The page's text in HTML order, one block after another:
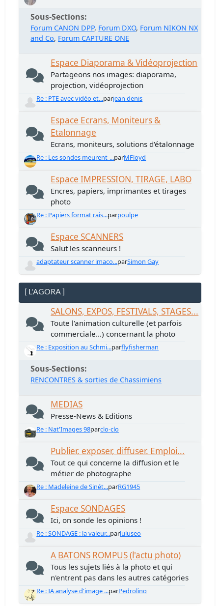
Sous-Sections
Forum CANON DPP Forum DXO Forum NIKON NX
and Co Forum CAPTURE ONE
Espace Diaporama & Vidéoprojection
Partageons nos images: diaporama,
projection, vidéoprojection
Re : PTE avec vidéo et...parjean denis
Espace Ecrans, Moniteurs &
Etalonnage
Ecrans, moniteurs, solutions d'étalonnage
Re : Les sondes meurent-...parMFloyd
Espace IMPRESSION, TIRAGE, LABO
Encres, papiers, imprimantes et tirages
photo
Re : Papiers format rais...parpoulpe
Espace SCANNERS
Salut les scanneurs !
adaptateur scanner imaco...parSimon Gay
[ L'AGORA ]
SALONS, EXPOS, FESTIVALS, STAGES...
Toute l'animation culturelle (et parfois
commerciale...) concernant la photo
Re : Exposition au Schmi...parflyfisherman
Sous-Sections
RENCONTRES & sorties de Chassimiens
MEDIAS
Presse-News & Editions
Re : Nat'Images 98parclo-clo
Publier, exposer, diffuser. Emploi...
Tout ce qui concerne la diffusion et le
métier de photographe
Re : Madeleine de Sinét...parRG1945
Espace SONDAGES
Ici, on sonde les opinions !
Re : SONDAGE : la valeur...parluluseo
A BATONS ROMPUS (l'actu photo)
Tous les sujets liés à la photo et qui
n'entrent pas dans les autres catégories
Re : IA analyse d'image ...parPedrolino